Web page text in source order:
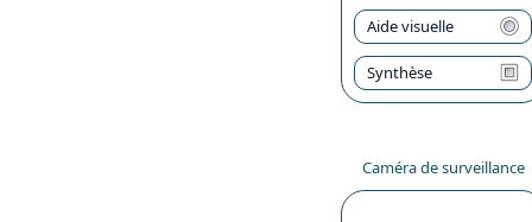
Aide visuelle
Synthèse
Caméra de surveillance